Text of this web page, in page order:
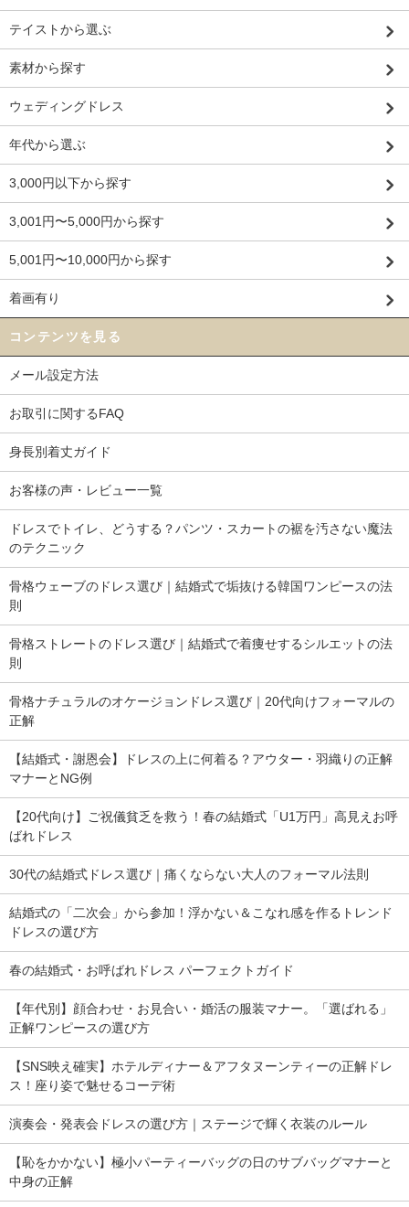
テイストから選ぶ
素材から探す
ウェディングドレス
年代から選ぶ
3,000円以下から探す
3,001円〜5,000円から探す
5,001円〜10,000円から探す
着画有り
コンテンツを見る
メール設定方法
お取引に関するFAQ
身長別着丈ガイド
お客様の声・レビュー一覧
ドレスでトイレ、どうする？パンツ・スカートの裾を汚さない魔法
のテクニック
骨格ウェーブのドレス選び｜結婚式で垢抜ける韓国ワンピースの法
則
骨格ストレートのドレス選び｜結婚式で着痩せするシルエットの法
則
骨格ナチュラルのオケージョンドレス選び｜20代向けフォーマルの
正解
【結婚式・謝恩会】ドレスの上に何着る？アウター・羽織りの正解
マナーとNG例
【20代向け】ご祝儀貧乏を救う！春の結婚式「U1万円」高見えお呼
ばれドレス
30代の結婚式ドレス選び｜痛くならない大人のフォーマル法則
結婚式の「二次会」から参加！浮かない＆こなれ感を作るトレンド
ドレスの選び方
春の結婚式・お呼ばれドレス パーフェクトガイド
【年代別】顔合わせ・お見合い・婚活の服装マナー。「選ばれる」
正解ワンピースの選び方
【SNS映え確実】ホテルディナー＆アフタヌーンティーの正解ドレ
ス！座り姿で魅せるコーデ術
演奏会・発表会ドレスの選び方｜ステージで輝く衣装のルール
【恥をかかない】極小パーティーバッグの日のサブバッグマナーと
中身の正解